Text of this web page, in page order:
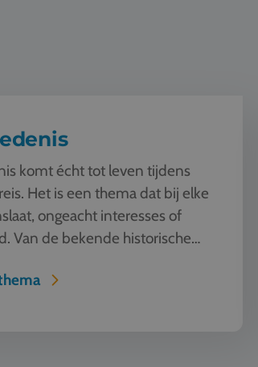
komt écht tot leven tijdens
Het is een thema dat bij elke
ongeacht interesses of
Van de bekende historische